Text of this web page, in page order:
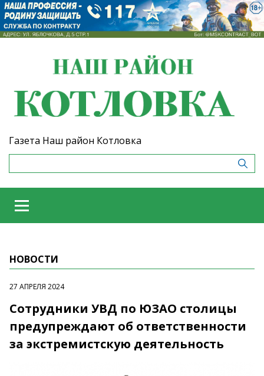
Газета Наш район Котловка
НОВОСТИ
27 АПРЕЛЯ 2024
Сотрудники УВД по ЮЗАО столицы
предупреждают об ответственности
за экстремистскую деятельность